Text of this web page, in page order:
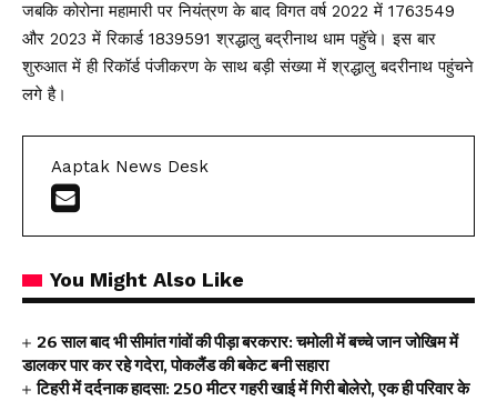
जबकि कोरोना महामारी पर नियंत्रण के बाद विगत वर्ष 2022 में 1763549
और 2023 में रिकार्ड 1839591 श्रद्धालु बद्रीनाथ धाम पहुॅचे। इस बार
शुरुआत में ही रिकॉर्ड पंजीकरण के साथ बड़ी संख्या में श्रद्धालु बदरीनाथ पहुंचने
लगे है।
Aaptak News Desk
You Might Also Like
26 साल बाद भी सीमांत गांवों की पीड़ा बरकरार: चमोली में बच्चे जान जोखिम में
डालकर पार कर रहे गदेरा, पोकलैंड की बकेट बनी सहारा
टिहरी में दर्दनाक हादसा: 250 मीटर गहरी खाई में गिरी बोलेरो, एक ही परिवार के